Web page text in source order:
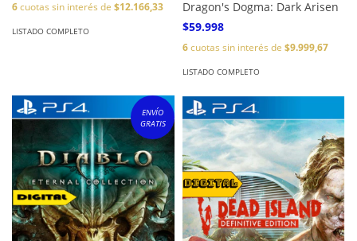
6cuotas sin interés de $12.166,33
LISTADO COMPLETO
Dragon's Dogma: Dark Arisen
$59.998
6cuotas sin interés de $9.999,67
LISTADO COMPLETO
ENVÍO
GRATIS